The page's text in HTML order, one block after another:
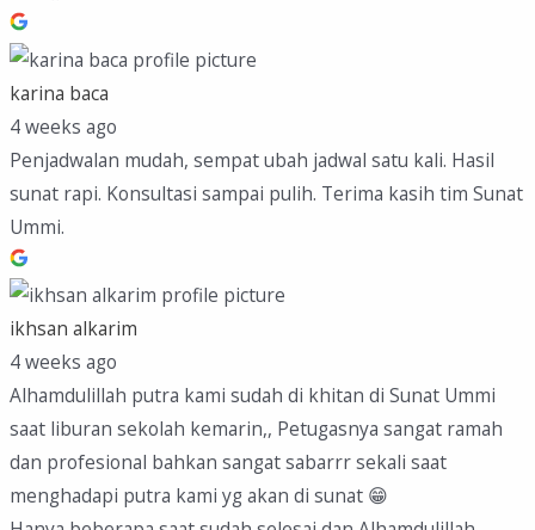
karina baca
4 weeks ago
Penjadwalan mudah, sempat ubah jadwal satu kali. Hasil
sunat rapi. Konsultasi sampai pulih. Terima kasih tim Sunat
Ummi.
ikhsan alkarim
4 weeks ago
Alhamdulillah putra kami sudah di khitan di Sunat Ummi
saat liburan sekolah kemarin,, Petugasnya sangat ramah
dan profesional bahkan sangat sabarrr sekali saat
menghadapi putra kami yg akan di sunat 😁